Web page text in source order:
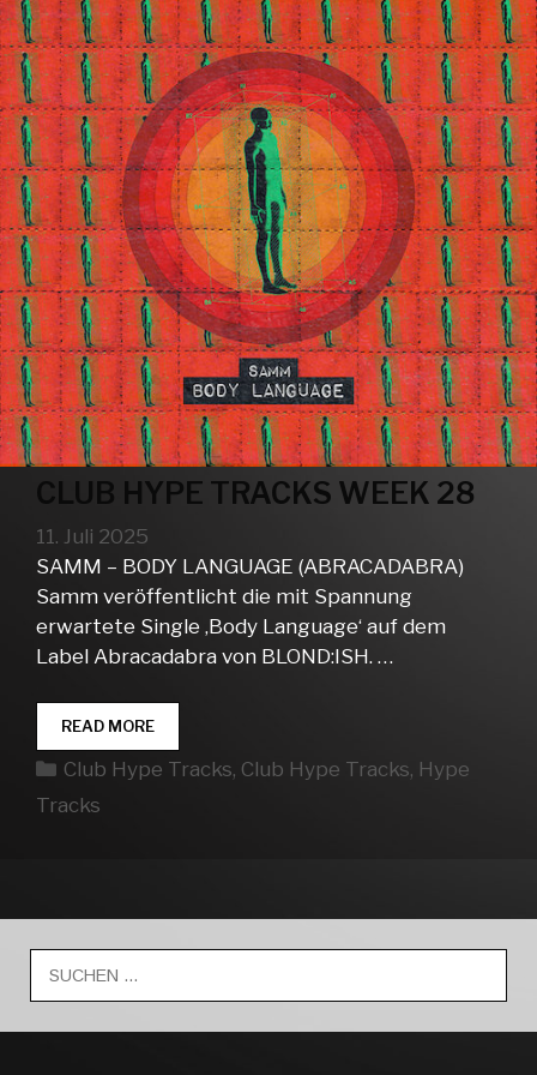
CLUB HYPE TRACKS WEEK 28
11. Juli 2025
SAMM – BODY LANGUAGE (ABRACADABRA)
Samm veröffentlicht die mit Spannung
erwartete Single ‚Body Language‘ auf dem
Label Abracadabra von BLOND:ISH. …
READ MORECLUB
HYPE
TRACKS
Kategorien
Club Hype Tracks, Club Hype Tracks, Hype
Tracks
nach: